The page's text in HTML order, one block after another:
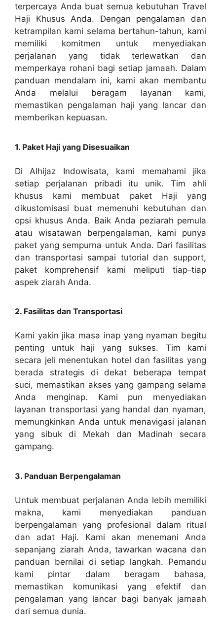
terpercaya Anda buat semua kebutuhan Travel
Haji Khusus Anda. Dengan pengalaman dan
ketrampilan kami selama bertahun-tahun, kami
memiliki komitmen untuk menyediakan
perjalanan yang tidak terlewatkan dan
memperkaya rohani bagi setiap jamaah. Dalam
panduan mendalam ini, kami akan membantu
Anda melalui beragam layanan kami,
memastikan pengalaman haji yang lancar dan
memberikan kepuasan.
1. Paket Haji yang Disesuaikan
Di Alhijaz Indowisata, kami memahami jika
setiap perjalanan pribadi itu unik. Tim ahli
khusus kami membuat paket Haji yang
dikustomisasi buat memenuhi kebutuhan dan
opsi khusus Anda. Baik Anda peziarah pemula
atau wisatawan berpengalaman, kami punya
paket yang sempurna untuk Anda. Dari fasilitas
dan transportasi sampai tutorial dan support,
paket komprehensif kami meliputi tiap-tiap
aspek ziarah Anda.
2. Fasilitas dan Transportasi
Kami yakin jika masa inap yang nyaman begitu
penting untuk haji yang sukses. Tim kami
secara jeli menentukan hotel dan fasilitas yang
berada strategis di dekat beberapa tempat
suci, memastikan akses yang gampang selama
Anda menginap. Kami pun menyediakan
layanan transportasi yang handal dan nyaman,
memungkinkan Anda untuk menavigasi jalanan
yang sibuk di Mekah dan Madinah secara
gampang.
3. Panduan Berpengalaman
Untuk membuat perjalanan Anda lebih memiliki
makna, kami menyediakan panduan
berpengalaman yang profesional dalam ritual
dan adat Haji. Kami akan menemani Anda
sepanjang ziarah Anda, tawarkan wacana dan
panduan bernilai di setiap langkah. Pemandu
kami pintar dalam beragam bahasa,
memastikan komunikasi yang efektif dan
pengalaman yang lancar bagi banyak jamaah
dari semua dunia.